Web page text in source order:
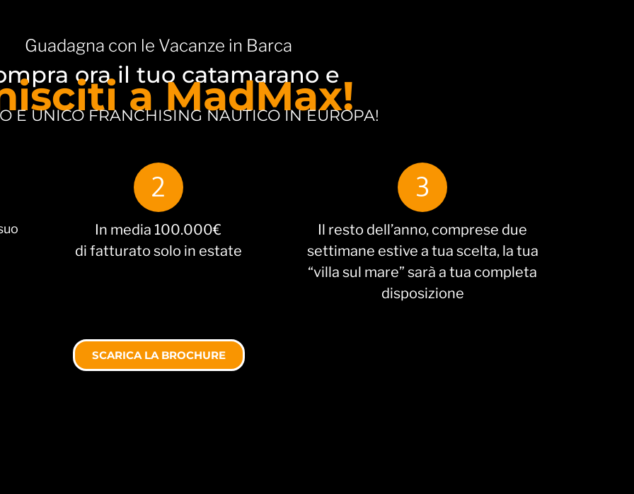
Guadagna con le Vacanze in Barca
ora il tuo catamarano e
a MadMax!
E UNICO FRANCHISING NAUTICO IN EUROPA!
2
In media 100.000€
di fatturato solo in estate
3
Il resto dell’anno, comprese due
settimane estive a tua scelta, la tua
“villa sul mare” sarà a tua completa
disposizione
SCARICA LA BROCHURE